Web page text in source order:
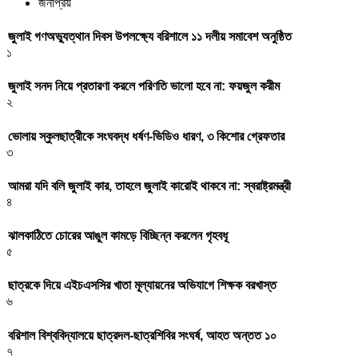
জুলাই গণঅভ্যুত্থান দিবস উপলক্ষ্যে বরিশালে ১১ দলীয় সমাবেশ অনুষ্ঠিত
১
জুলাই সনদ নিয়ে প্রতারণা করলে পরিণতি ভালো হবে না: ফয়জুল করীম
২
ভোলায় স্কুলছাত্রীকে সংঘবদ্ধ ধর্ষণ-ভিডিও ধারণ, ৩ কিশোর গ্রেফতার
৩
আমরা যদি বলি জুলাই কার, তাহলে জুলাই কারোই থাকবে না: স্বরাষ্ট্রমন্ত্রী
৪
ঝালকাঠিতে চোরের আঙুল কামড়ে বিচ্ছিন্ন করলেন গৃহবধূ
৫
ছাত্রকে দিয়ে এইচএসসির খাতা মূল্যায়নের অভিযাগে শিক্ষক বরখাস্ত
৬
বরিশাল বিশ্ববিদ্যালয়ে ছাত্রদল-ছাত্রশিবির সংঘর্ষ, আহত অন্তত ১০
৭